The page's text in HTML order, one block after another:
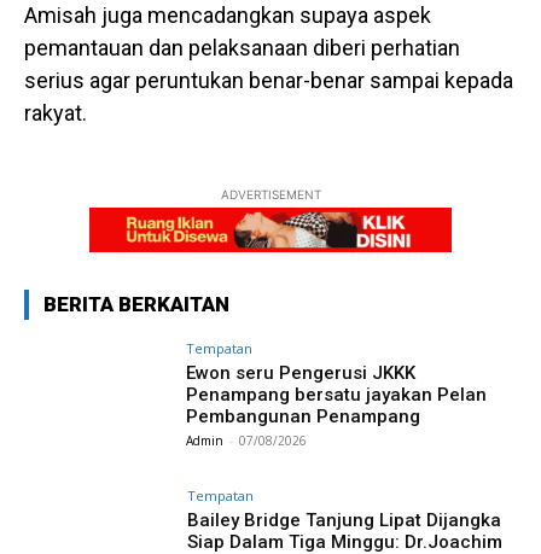
Amisah juga mencadangkan supaya aspek
pemantauan dan pelaksanaan diberi perhatian
serius agar peruntukan benar-benar sampai kepada
rakyat.
ADVERTISEMENT
BERITA BERKAITAN
Tempatan
Ewon seru Pengerusi JKKK
Penampang bersatu jayakan Pelan
Pembangunan Penampang
Admin - 07/08/2026
Tempatan
Bailey Bridge Tanjung Lipat Dijangka
Siap Dalam Tiga Minggu: Dr.Joachim